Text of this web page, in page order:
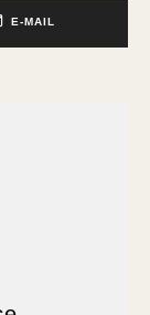
E-MAIL